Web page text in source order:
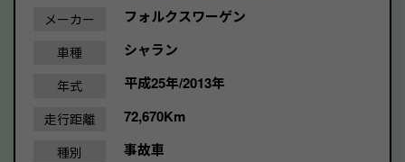
メーカー フォルクスワーゲン
車種 シャラン
年式 平成25年/2013年
走行距離 72,670Km
種別 事故車